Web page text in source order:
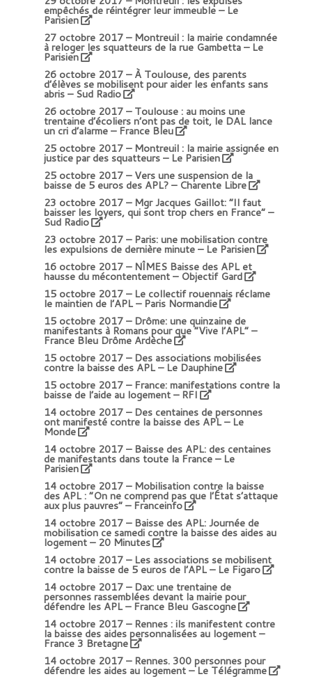
empêchés de réintégrer leur immeuble – Le
Parisien
27 octobre 2017 –Montreuil : la mairie condamnée
à reloger les squatteurs de la rue Gambetta – Le
Parisien
26 octobre 2017 –À Toulouse, des parents
d’élèves se mobilisent pour aider les enfants sans
abris – Sud Radio
26 octobre 2017 –Toulouse : au moins une
trentaine d’écoliers n’ont pas de toit, le DAL lance
un cri d’alarme– France Bleu
25 octobre 2017 –Montreuil : la mairie assignée en
justice par des squatteurs – Le Parisien
25 octobre 2017 –Vers une suspension de la
baisse de 5 euros des APL? – Charente Libre
23 octobre 2017 –Mgr Jacques Gaillot: “Il faut
baisser les loyers, qui sont trop chers en France” –
Sud Radio
23 octobre 2017 –Paris: une mobilisation contre
les expulsions de dernière minute – Le Parisien
16 octobre 2017 –NÎMES Baisse des APL et
hausse du mécontentement – Objectif Gard
15 octobre 2017 –Le collectif rouennais réclame
le maintien de l’APL – Paris Normandie
15 octobre 2017 –Drôme: une quinzaine de
manifestants à Romans pour que “Vive l’APL” –
France Bleu Drôme Ardèche
15 octobre 2017 –Des associations mobilisées
contre la baisse des APL – Le Dauphine
15 octobre 2017 –France: manifestations contre la
baisse de l’aide au logement – RFI
14 octobre 2017 –Des centaines de personnes
ont manifesté contre la baisse des APL – Le
Monde
14 octobre 2017 –Baisse des APL: des centaines
de manifestants dans toute la France – Le
Parisien
14 octobre 2017 –Mobilisation contre la baisse
des APL : “On ne comprend pas que l’État s’attaque
aux plus pauvres”– Franceinfo
14 octobre 2017 –Baisse des APL: Journée de
mobilisation ce samedi contre la baisse des aides au
logement – 20 Minutes
14 octobre 2017 –Les associations se mobilisent
contre la baisse de 5 euros de l’APL – Le Figaro
14 octobre 2017 –Dax: une trentaine de
personnes rassemblées devant la mairie pour
défendre les APL – France Bleu Gascogne
14 octobre 2017 –Rennes : ils manifestent contre
la baisse des aides personnalisées au logement–
France 3 Bretagne
14 octobre 2017 –Rennes. 300 personnes pour
défendre les aides au logement– Le Télégramme